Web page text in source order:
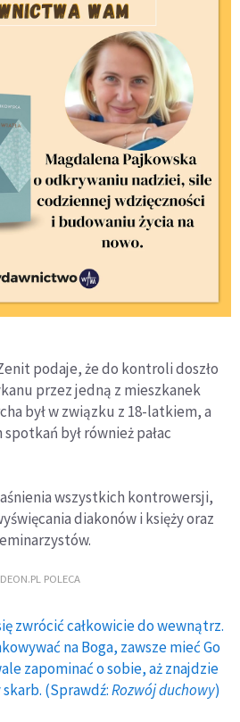
podaje, że do kontroli doszło
przez jedną z mieszkanek
był w związku z 18-latkiem, a
był również pałac
wszystkich kontrowersji,
diakonów i księży oraz
DEON.PL POLECA
zwrócić całkowicie do wewnątrz.
na Boga, zawsze mieć Go
zapominać o sobie, aż znajdzie
(Sprawdź:Rozwój duchowy)